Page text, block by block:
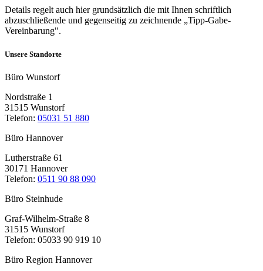
Details regelt auch hier grundsätzlich die mit Ihnen schriftlich
abzuschließende und gegenseitig zu zeichnende „Tipp-Gabe-
Vereinbarung".
Unsere Standorte
Büro Wunstorf
Nordstraße 1
31515 Wunstorf
Telefon: 05031 51 880
Büro Hannover
Lutherstraße 61
30171 Hannover
Telefon: 0511 90 88 090
Büro Steinhude
Graf-Wilhelm-Straße 8
31515 Wunstorf
Telefon: 05033 90 919 10
Büro Region Hannover